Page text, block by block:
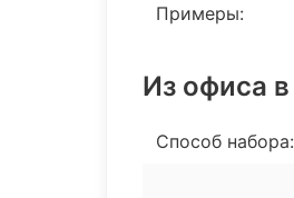
Примеры:
Из офиса
Способ набора: